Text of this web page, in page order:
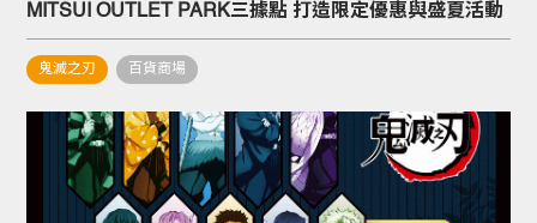
MITSUI OUTLET PARK三據點 打造限定優惠與盛夏活動
鬼滅之刃 百貨商場